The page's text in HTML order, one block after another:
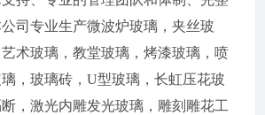
司专业生产微波炉玻璃，夹丝玻
术玻璃，教堂玻璃，烤漆玻璃，喷
，玻璃砖，U型玻璃，长虹压花玻
，激光内雕发光玻璃，雕刻雕花工